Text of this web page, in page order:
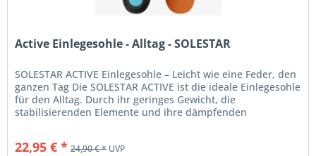
Active Einlegesohle - Alltag - SOLESTAR
SOLESTAR ACTIVE Einlegesohle – Leicht wie eine Feder, den
ganzen Tag Die SOLESTAR ACTIVE ist die ideale Einlegesohle
für den Alltag. Durch ihr geringes Gewicht, die
stabilisierenden Elemente und ihre dämpfenden
22,95 € * 24,90 € *UVP